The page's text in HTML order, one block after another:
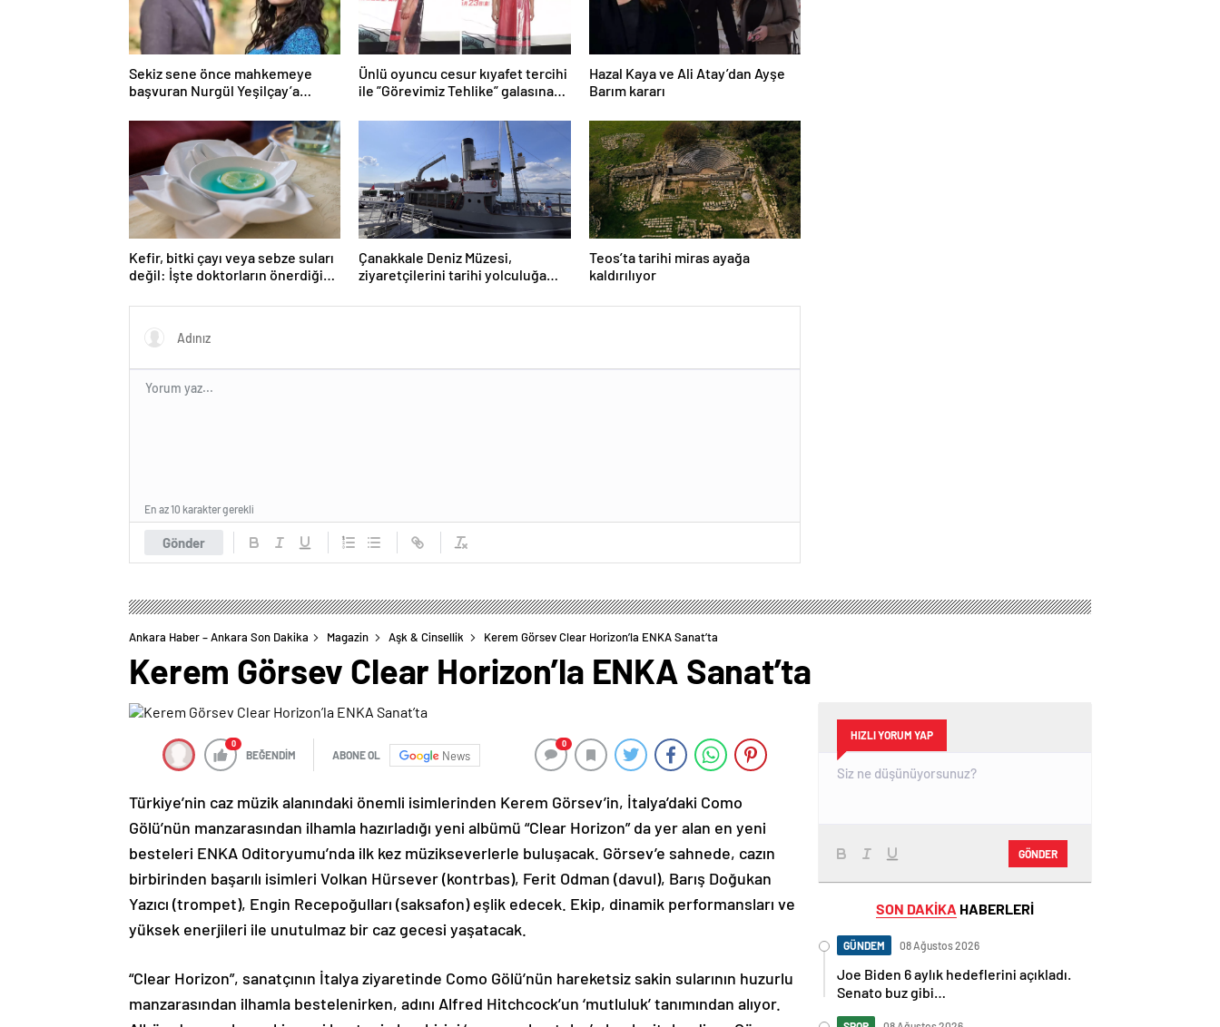
Sekiz sene önce mahkemeye
başvuran Nurgül Yeşilçay’a
Ünlü oyuncu cesur kıyafet tercihi
ile ”Görevimiz Tehlike” galasına
Hazal Kaya ve Ali Atay’dan Ayşe
Barım kararı
Kefir, bitki çayı veya sebze suları
değil: İşte doktorların önerdiği
Çanakkale Deniz Müzesi,
ziyaretçilerini tarihi yolculuğa
Teos’ta tarihi miras ayağa
kaldırılıyor
Gönder
En az 10 karakter gerekli
Ankara Haber – Ankara Son Dakika Magazin Aşk & Cinsellik Kerem Görsev Clear Horizon’la ENKA Sanat’ta
Kerem Görsev Clear Horizon’la ENKA Sanat’ta
0
BEĞENDİM ABONE OL News
0
Türkiye’nin caz müzik alanındaki önemli isimlerinden Kerem Görsev’in, İtalya’daki Como
Gölü’nün manzarasından ilhamla hazırladığı yeni albümü “Clear Horizon” da yer alan en yeni
besteleri ENKA Oditoryumu’nda ilk kez müzikseverlerle buluşacak. Görsev’e sahnede, cazın
birbirinden başarılı isimleri Volkan Hürsever (kontrbas), Ferit Odman (davul), Barış Doğukan
Yazıcı (trompet), Engin Recepoğulları (saksafon) eşlik edecek. Ekip, dinamik performansları ve
yüksek enerjileri ile unutulmaz bir caz gecesi yaşatacak.
“Clear Horizon”, sanatçının İtalya ziyaretinde Como Gölü’nün hareketsiz sakin sularının huzurlu
manzarasından ilhamla bestelenirken, adını Alfred Hitchcock’un ‘mutluluk’ tanımından alıyor.
HIZLI YORUM YAP
GÖNDER
SON DAKİKA HABERLERİ
GÜNDEM 08 Ağustos 2026
Joe Biden 6 aylık hedeflerini açıkladı.
Senato buz gibi…